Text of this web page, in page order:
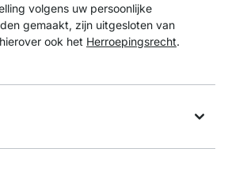
volgens uw persoonlijke
gemaakt, zijn uitgesloten van
ook het Herroepingsrecht.